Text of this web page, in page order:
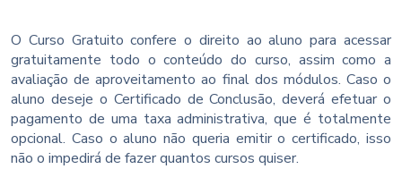
O Curso Gratuito confere o direito ao aluno para acessar
gratuitamente todo o conteúdo do curso, assim como a
avaliação de aproveitamento ao final dos módulos. Caso o
aluno deseje o Certificado de Conclusão, deverá efetuar o
pagamento de uma taxa administrativa, que é totalmente
opcional. Caso o aluno não queria emitir o certificado, isso
não o impedirá de fazer quantos cursos quiser.